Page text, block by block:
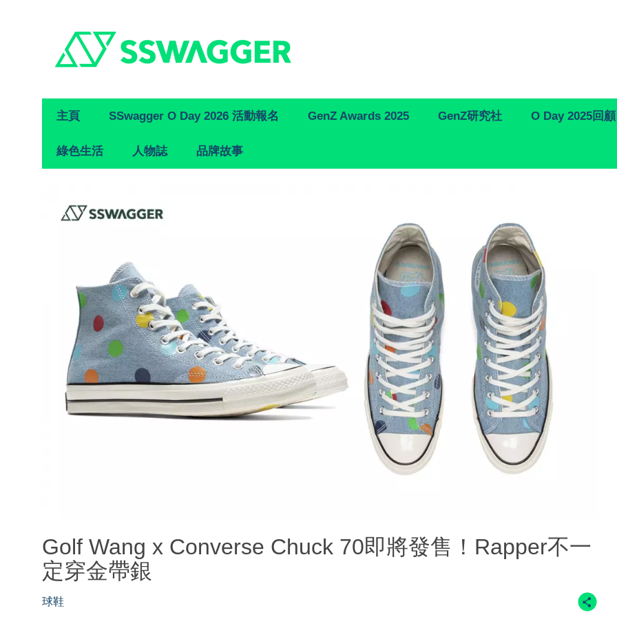
Primary
Navigation
主頁 SSwagger O Day 2026 活動報名 GenZ Awards 2025 GenZ研究社 O Day 2025回顧
綠色生活 人物誌 品牌故事
Golf Wang x Converse Chuck 70即將發售！Rapper不一
定穿金帶銀
球鞋